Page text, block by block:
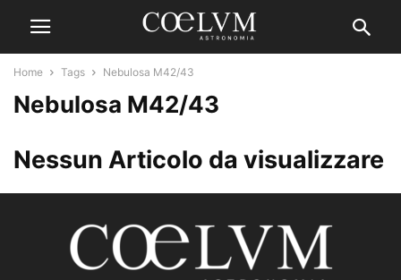
Home Tags Nebulosa M42/43
Nebulosa M42/43
Nessun Articolo da visualizzare